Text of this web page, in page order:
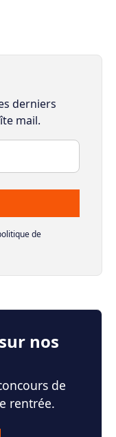
derniers
mail.
de
nos
de
rentrée.